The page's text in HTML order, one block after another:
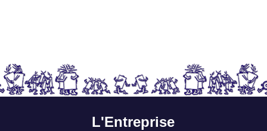
L'Entreprise